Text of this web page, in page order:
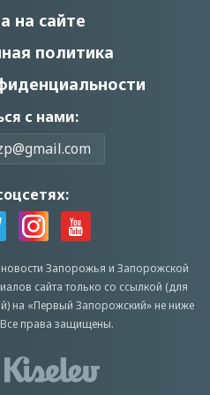
на сайте
политика
с нами:
новости Запорожья и Запорожской
сайта только со ссылкой (для
на «Первый Запорожский» не ниже
Все права защищены.